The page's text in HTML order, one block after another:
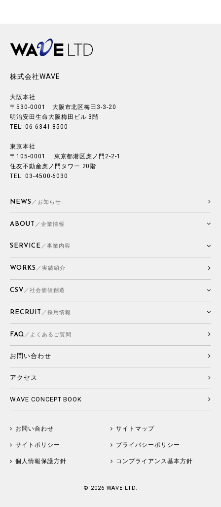
株式会社WAVE
大阪本社
〒530-0001 大阪市北区梅田3-3-20
明治安田生命大阪梅田ビル 3階
TEL: 06-6341-8500
東京本社
〒105-0001 東京都港区虎ノ門2-2-1
住友不動産虎ノ門タワー 20階
TEL: 03-4500-6030
NEWS ／お知らせ
ABOUT ／企業情報
SERVICE ／事業内容
WORKS ／実績紹介
CSV ／社会価値創造
RECRUIT ／採用情報
FAQ ／よくあるご質問
お問い合わせ
アクセス
WAVE CONCEPT BOOK
お問い合わせ サイトマップ
サイトポリシー プライバシーポリシー
個人情報保護方針 コンプライアンス基本方針
© 2026 WAVE LTD.